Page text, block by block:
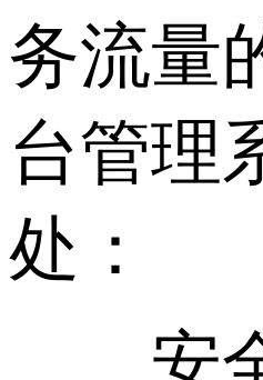
务流量
台管理
处：
安全